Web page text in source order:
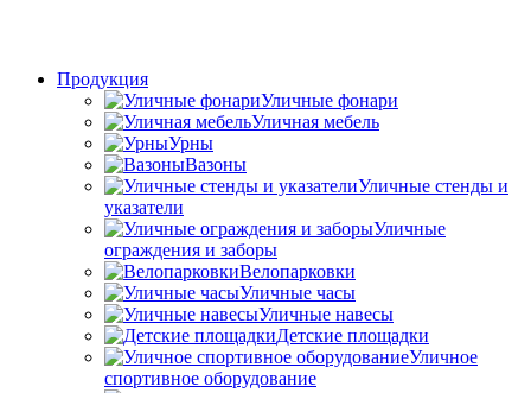
Продукция
Уличные фонари
Уличная мебель
Урны
Вазоны
Уличные стенды и
указатели
Уличные
ограждения и заборы
Велопарковки
Уличные часы
Уличные навесы
Детские площадки
Уличное
спортивное оборудование